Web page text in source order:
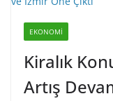
EKONOMI
Kiralık
Artış